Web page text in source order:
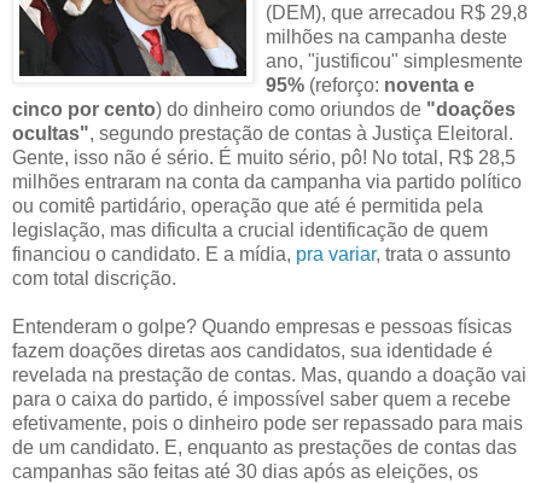
(DEM), que arrecadou R$ 29,8
milhões na campanha deste
ano, "justificou" simplesmente
95% (reforço: noventa e
cinco por cento) do dinheiro como oriundos de "doações
ocultas", segundo prestação de contas à Justiça Eleitoral.
Gente, isso não é sério. É muito sério, pô! No total, R$ 28,5
milhões entraram na conta da campanha via partido político
ou comitê partidário, operação que até é permitida pela
legislação, mas dificulta a crucial identificação de quem
financiou o candidato. E a mídia, pra variar, trata o assunto
com total discrição.
Entenderam o golpe? Quando empresas e pessoas físicas
fazem doações diretas aos candidatos, sua identidade é
revelada na prestação de contas. Mas, quando a doação vai
para o caixa do partido, é impossível saber quem a recebe
efetivamente, pois o dinheiro pode ser repassado para mais
de um candidato. E, enquanto as prestações de contas das
campanhas são feitas até 30 dias após as eleições, os